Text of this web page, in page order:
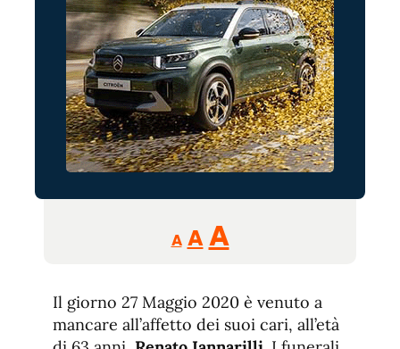
A
Reducir
tamaño
A Restablecer
de
fuente
AAumentar
de
Il giorno 27 Maggio 2020 è venuto a
mancare all’affetto dei suoi cari, all’età